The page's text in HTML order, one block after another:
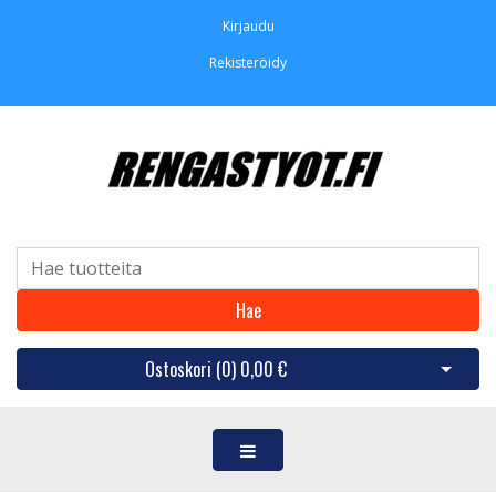
Kirjaudu
Rekisteröidy
Hae
Ostoskori (0) 0,00 € Avaa